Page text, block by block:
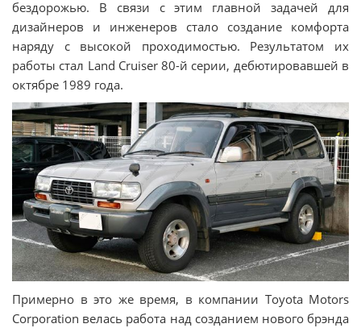
бездорожью. В связи с этим главной задачей для
дизайнеров и инженеров стало создание комфорта
наряду с высокой проходимостью. Результатом их
работы стал Land Cruiser 80-й серии, дебютировавшей в
октябре 1989 года.
Примерно в это же время, в компании Toyota Motors
Corporation велась работа над созданием нового брэнда